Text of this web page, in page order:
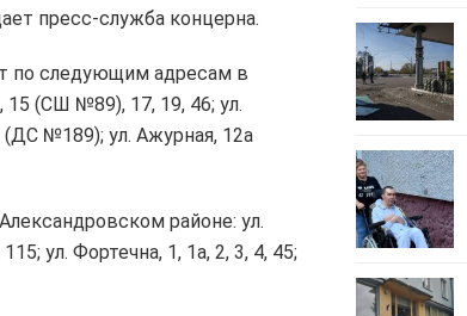
пресс-служба концерна.
по следующим адресам в
15 (СШ №89), 17, 19, 46; ул.
(ДС №189); ул. Ажурная, 12а
районе: ул.
ул. Фортечна, 1, 1а, 2, 3, 4, 45;